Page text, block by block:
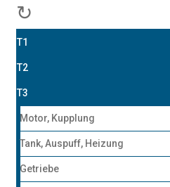
↻
T1
T2
T3
Motor, Kupplung
Tank, Auspuff, Heizung
Getriebe